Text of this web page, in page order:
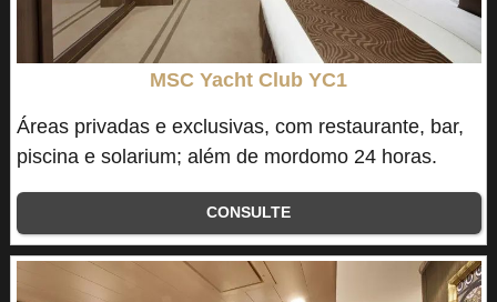
MSC Yacht Club YC1
Áreas privadas e exclusivas, com restaurante, bar,
piscina e solarium; além de mordomo 24 horas.
CONSULTE